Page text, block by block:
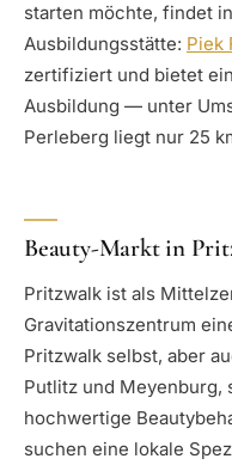
starten möchte, findet
Ausbildungsstätte: Piek
zertifiziert und bietet
Ausbildung — unter
Perleberg liegt nur 25
Beauty-Markt in
Pritzwalk ist als
Gravitationszentrum
Pritzwalk selbst, aber
Putlitz und Meyenburg,
hochwertige
suchen eine lokale